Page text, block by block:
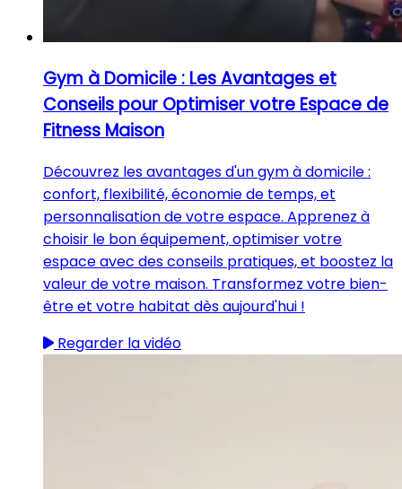
Gym à Domicile : Les Avantages et
Conseils pour Optimiser votre Espace de
Fitness Maison
Découvrez les avantages d'un gym à domicile :
confort, flexibilité, économie de temps, et
personnalisation de votre espace. Apprenez à
choisir le bon équipement, optimiser votre
espace avec des conseils pratiques, et boostez la
valeur de votre maison. Transformez votre bien-
être et votre habitat dès aujourd'hui !
Regarder la vidéo